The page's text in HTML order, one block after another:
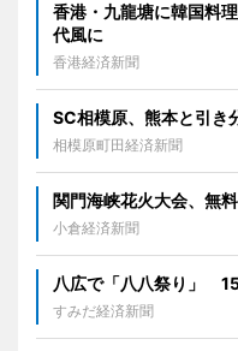
香港・九龍塘に韓国料
代風に
香港経済新聞
SC相模原、熊本と引
相模原町田経済新聞
関門海峡花火大会、無
小倉経済新聞
八広で「八八祭り」
すみだ経済新聞